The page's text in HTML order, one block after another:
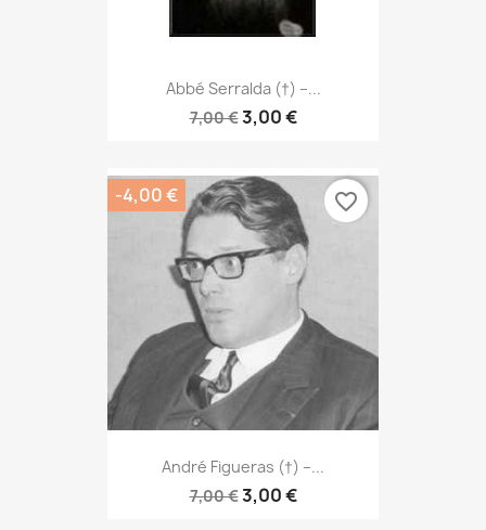
Abbé Serralda (†) –...
7,00 €3,00 €
André Figueras (†) –...
7,00 €3,00 €
-4,00 € favorite_border